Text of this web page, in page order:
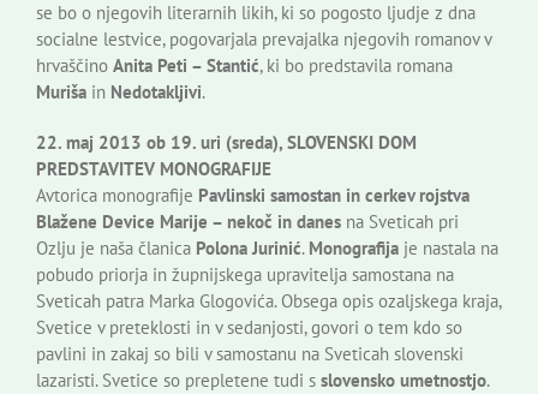
se bo o njegovih literarnih likih, ki so pogosto ljudje z dna
socialne lestvice, pogovarjala prevajalka njegovih romanov v
hrvaščino Anita Peti – Stantić, ki bo predstavila romana
Muriša in Nedotakljivi.
22. maj 2013 ob 19. uri (sreda), SLOVENSKI DOM
PREDSTAVITEV MONOGRAFIJE
Avtorica monografije Pavlinski samostan in cerkev rojstva
Blažene Device Marije – nekoč in danes na Sveticah pri
Ozlju je naša članica Polona Jurinić. Monografija je nastala na
pobudo priorja in župnijskega upravitelja samostana na
Sveticah patra Marka Glogovića. Obsega opis ozaljskega kraja,
Svetice v preteklosti in v sedanjosti, govori o tem kdo so
pavlini in zakaj so bili v samostanu na Sveticah slovenski
lazaristi. Svetice so prepletene tudi s slovensko umetnostjo.